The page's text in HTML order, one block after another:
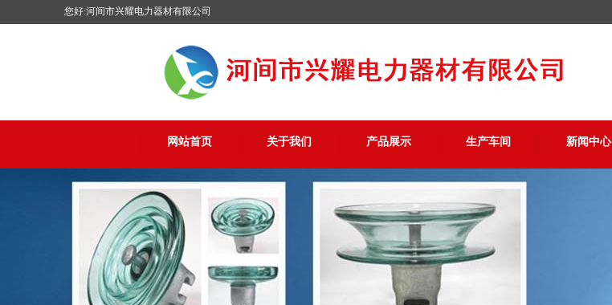
您好:河间市兴耀电力器材有限公司
网站首页 关于我们 产品展示 生产车间 新闻中心